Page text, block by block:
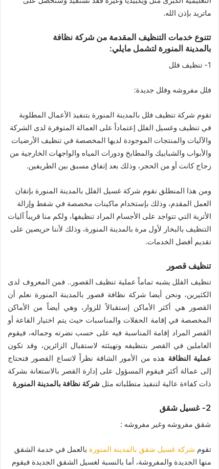
ماتريد بإذن الله.
تتنوع خدمات التنظيف المقدمة من شركة نظافة
بالمدينة المنورة لتشمل مايلي:
1- تنظيف فلل
فلل مفروشه وفلل جديدة:
تقوم شركة تنظيف فلل بالمدينة المنورة بتنفيذ الأعمال المطلوبة
في تنظيف وغسيل الفلل إعتماداً على العمالة المتوفرة لدى الشركة
والآليات والمنتجات الموجودة لديها المخصصة في تنظيف الأرضيات
والأبواب والشبابيك والمطابخ ودورات المياه والواجهات الخارجية من
زجاج كانت أو من الحجر، وذلك بعد إتفاق مسبق بين الطريفين.
ومن هذا المنطلق نقوم شركة غسيل الفلل بالمدينة المنورة بإتقان
العمل المقدم، وذلك بإستخدام ماكينات مخصصة في شفط وإزالة
الأتربة التي تتواجد على الأجسام المراد تنظيفها، ولكم منا قريباُ آليات
التنظيف بالبخار لأول مرة بالمدينة المنورة، وذلك لأننا حريصين على
تقديم أفضل الخدمات.
تنظيف قصور
تنظيف الفلل يشبه تماماً عملية تنظيف القصور.. فمن المعروف لدى
الكثيرين، ونحن أيضا شركة نظافة قصور بالمدينة المنورة نعلم أن
القصور هي أكثر الأماكن إستقبالاً للزوار، وهي أيضاً من الأماكن
المخصصة في إقامة الحفلات والمناسبات حيث يتم اختيار القاعة أو
القصر المراد إقامة المناسبة فيه على حسب نضرته وجماله، فيقوم
العاملين في القصر بتنظيفه وتهيئته لاستقبال الزائرين، وقد تكون
عملية النظافة هذه من الأمور الشاقة نظراً لاتساع القصور فتحتاج
إلى عمالة أكثر فيقوم المسؤول على إدارة القصر بالاستعانة بشركة
ذات كفاءة عالية لتنفيذ متطلباته مثل شركة نظافة بالمدينة المنورة
2- غسيل شقق
شقق مفروشه وغير مفروشه :
تقوم شركة غسيل شقق بالمدينة المنورة بالعمل في خدمة الشقق
منها الجديدة والمفروشة، أما بالنسبة لغسيل الشقق الجديدة فيقوم